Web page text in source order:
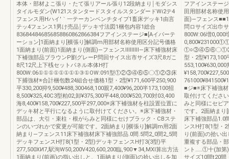
本体・部材よこ張り・たて張リアール張り12段納まり￨モダシス
タイルモダン(W121スタンタードスタイルスタンダードWi2テ4
フェンス用Hハイ′｀一テーカンベンチタイブ1畜床デッキ1由言
テッ4フェンス1男け売品￨デッキ寸法図1梱包内容1総合
836844846856858860862866384フアインステージ■[Aイパーテ
ーション]1面納まり[横張り]解調m用部材名称使用区分記号価格
1面納まり(前面)1面納まり(側面)―フェンスⅢⅢⅢ―床下補強材床
下補強部品ブラウンP劉グレーP問回サイス出市サイズ3尺8ガこ
8尺12尺上下桟セットパネル本体H打
800W:06①①①①①①①①③①OW:091型①②③④⑥⑤〇①②③床
下捕強材※合計梱包数24組合せ価格1型・2型¥171,600平250,900
平330,200抑9,500¥488,300468,100親7,400¥96,200半173,100招
8,500¥325,40C3型粕02,卸¥375,300平448,000¥520,700対03,400
海8,400¥158,700¥227,500平297,000※床下補強材を柱設置位置に
デッキ材と平行になるように取付けてください。※床下補強材・
部品は、大引・束柱・根がらみと同様にセけブラック・CBステ
ンのいづれかで変更が可能です。2面納まり[横張り]解調m用2面
納まり―フェンス11床下補強材床下補強部品.0間.5問2_0間2_5間
デッキフェンスH打8(1型・2型)デッキフェンスH打3(3型)平
277,500XИ7,駅洵W50,200V420,600,200臨,900▼34,MXl算出方法
1面納まり(前画)の指い出しと、1面納まり(側面)の拾い出しを加
フアインステー
田用部材名称使
面)―フェンス
問ロサイズ出巾
800W:06増0,000
①○③④⑤⑥〇①②③
型・2型
■ジ■※床下補強
取付けてくださ
みと同様にセピ
です。2面納まり
床下補強部品1.0
ンスH打8(1型・
り(前面)の拾い
重複する部品・
ント……①十(加第
サイズ10間t20間